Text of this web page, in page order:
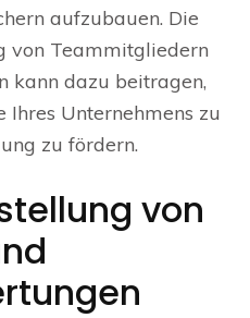
aufzubauen. Die
von Teammitgliedern
kann dazu beitragen,
Ihres Unternehmens zu
zu fördern.
von